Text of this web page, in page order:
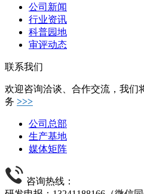
公司新闻
行业资讯
科普园地
审评动态
联系我们
欢迎咨询洽谈、合作交流，我们
务 >>>
公司总部
生产基地
媒体矩阵
咨询热线：